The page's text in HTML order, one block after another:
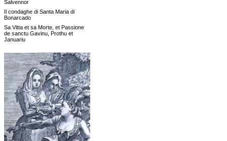
Salvennor
Il condaghe di Santa Maria di
Bonarcado
Sa Vitta et sa Morte, et Passione
de sanctu Gavinu, Prothu et
Januariu